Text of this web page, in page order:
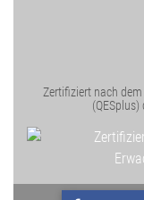
Zertifiziert nach